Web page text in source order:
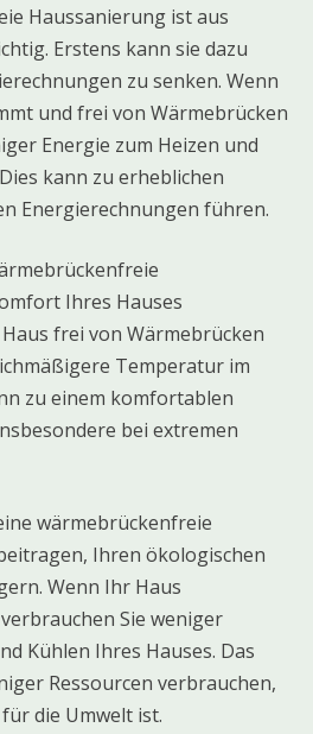
Haussanierung ist aus
Erstens kann sie dazu
zu senken. Wenn
und frei von Wärmebrücken
Energie zum Heizen und
kann zu erheblichen
Energierechnungen führen.
Ihres Hauses
frei von Wärmebrücken
Temperatur im
zu einem komfortablen
bei extremen
wärmebrückenfreie
Ihren ökologischen
Wenn Ihr Haus
Sie weniger
Kühlen Ihres Hauses. Das
Ressourcen verbrauchen,
die Umwelt ist.